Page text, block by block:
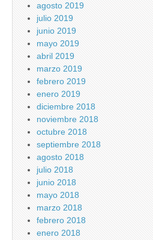
agosto 2019
julio 2019
junio 2019
mayo 2019
abril 2019
marzo 2019
febrero 2019
enero 2019
diciembre 2018
noviembre 2018
octubre 2018
septiembre 2018
agosto 2018
julio 2018
junio 2018
mayo 2018
marzo 2018
febrero 2018
enero 2018